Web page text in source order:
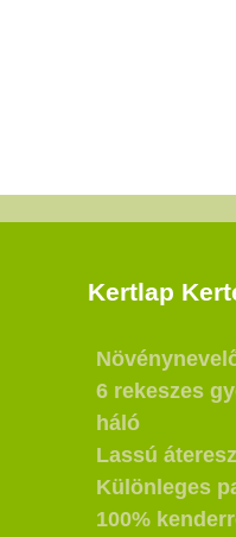
Kertlap
6 rekeszes
háló
Lassú
Különleges
100%